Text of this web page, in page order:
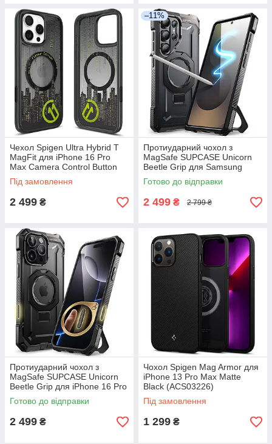
Чехол Spigen Ultra Hybrid T
MagFit для iPhone 16 Pro
Max Camera Control Button
Coverage MagSafe - c11
Chronos
Під замовлення
2 499 ₴
–11%
Протиударний чохол з
MagSafe SUPCASE Unicorn
Beetle Grip для Samsung
Galaxy S25 Ultra з кільцем-
підставкою
Готово до відправки
2 499 ₴ 2 799 ₴
Протиударний чохол з
MagSafe SUPCASE Unicorn
Beetle Grip для iPhone 16 Pro
Max Camera Control Capture
Готово до відправки
2 499 ₴
Чохол Spigen Mag Armor для
iPhone 13 Pro Max Matte
Black (ACS03226)
Під замовлення
1 299 ₴